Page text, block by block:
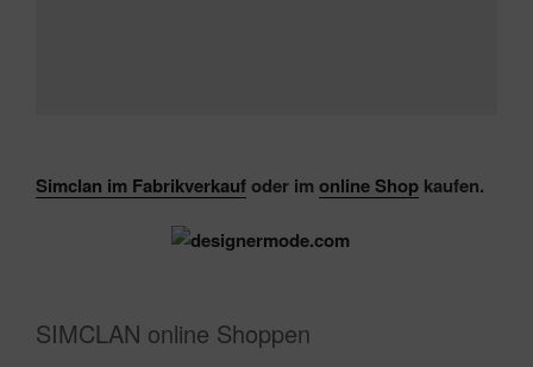
Simclan im Fabrikverkaufoder im online Shop kaufen.
SIMCLAN online Shoppen